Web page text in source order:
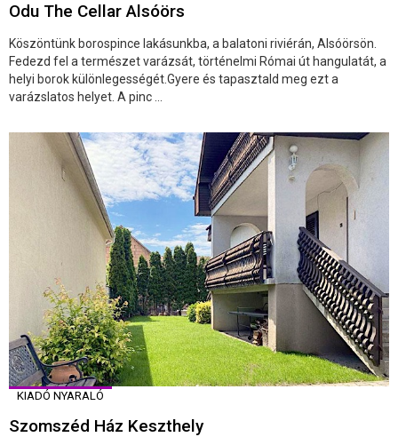
Odu The Cellar Alsóörs
Köszöntünk borospince lakásunkba, a balatoni riviérán, Alsóörsön.
Fedezd fel a természet varázsát, történelmi Római út hangulatát, a
helyi borok különlegességét.Gyere és tapasztald meg ezt a
varázslatos helyet. A pinc ...
KIADÓ NYARALÓ
Szomszéd Ház Keszthely